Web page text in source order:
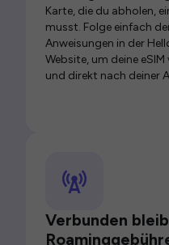
Karte, die du abholen,
musst. Folge einfach
Anweisungen in der
Website, um deine
und direkt nach deiner
Verbunden